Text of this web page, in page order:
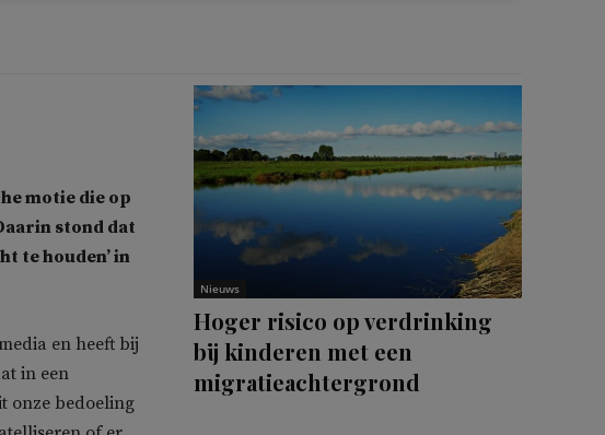
motie die op
stond dat
te houden’ in
en heeft bij
in een
onze bedoeling
Nieuws
Hoger risico op verdrinking
bij kinderen met een
migratieachtergrond